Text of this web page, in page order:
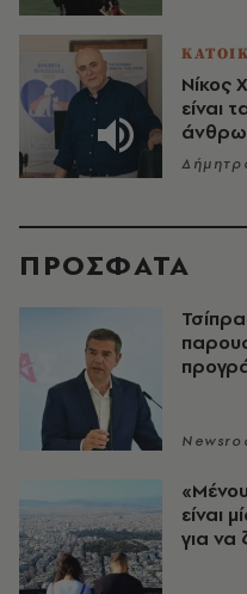
Νίκος
είναι
ΠΡΟΣΦΑΤΑ
είναι
για να